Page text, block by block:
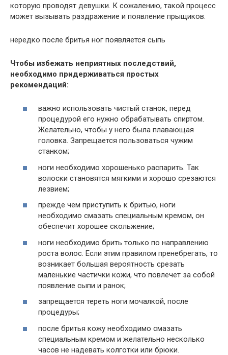
которую проводят девушки. К сожалению, такой процесс
может вызывать раздражение и появление прыщиков.
нередко после бритья ног появляется сыпь
Чтобы избежать неприятных последствий,
необходимо придерживаться простых
рекомендаций:
важно использовать чистый станок, перед
процедурой его нужно обрабатывать спиртом.
Желательно, чтобы у него была плавающая
головка. Запрещается пользоваться чужим
станком;
ноги необходимо хорошенько распарить. Так
волоски становятся мягкими и хорошо срезаются
лезвием;
прежде чем приступить к бритью, ноги
необходимо смазать специальным кремом, он
обеспечит хорошее скольжение;
ноги необходимо брить только по направлению
роста волос. Если этим правилом пренебрегать, то
возникает большая вероятность срезать
маленькие частички кожи, что повлечет за собой
появление сыпи и ранок;
запрещается тереть ноги мочалкой, после
процедуры;
после бритья кожу необходимо смазать
специальным кремом и желательно несколько
часов не надевать колготки или брюки.